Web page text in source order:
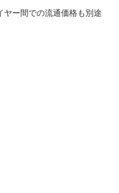
ヤー間での流通価格も別途